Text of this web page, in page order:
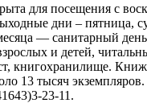
для посещения с
дни – пятница,
— санитарный
и детей,
книгохранилище.
13 тысяч
23-11.